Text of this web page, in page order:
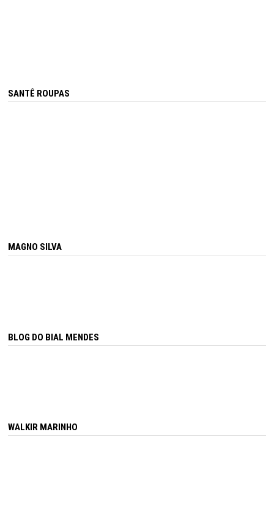
SANTÊ ROUPAS
MAGNO SILVA
BLOG DO BIAL MENDES
WALKIR MARINHO